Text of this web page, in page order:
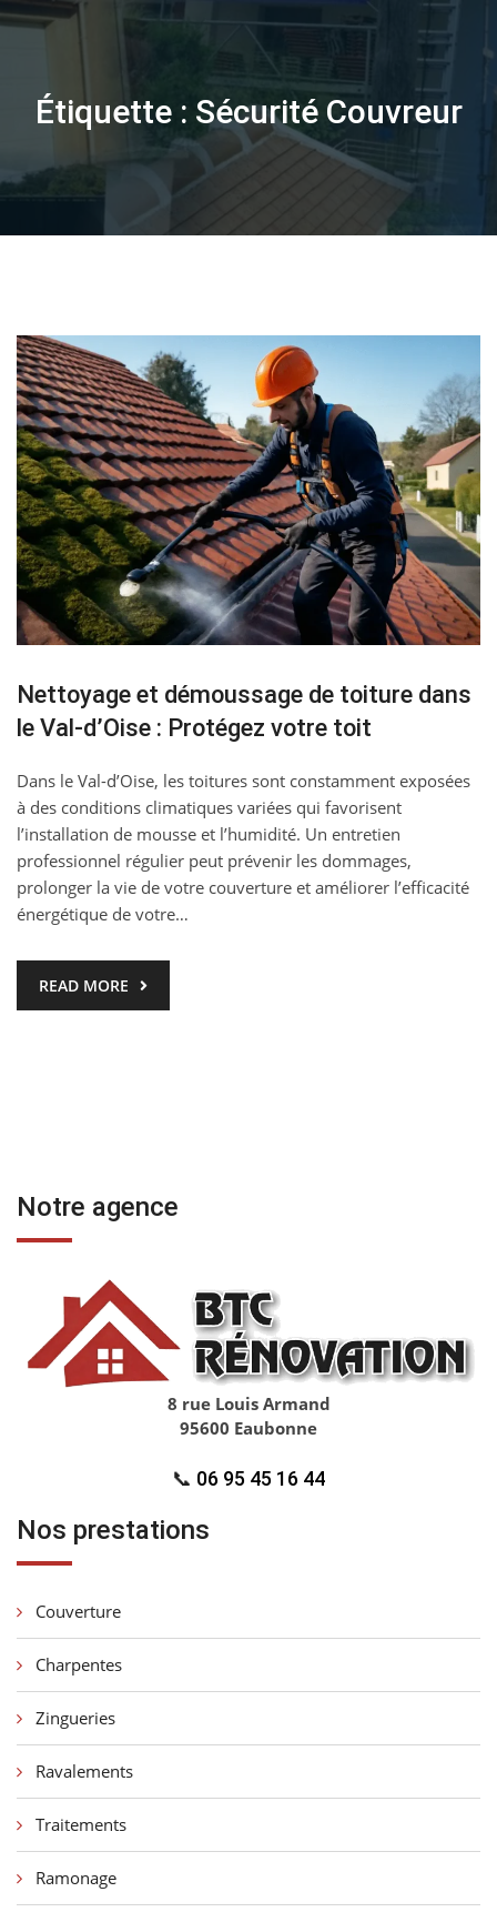
Skip
Étiquette : Sécurité Couvreur
Nettoyage et démoussage de toiture dans
le Val-d’Oise : Protégez votre toit
Dans le Val-d’Oise, les toitures sont constamment exposées
à des conditions climatiques variées qui favorisent
l’installation de mousse et l’humidité. Un entretien
professionnel régulier peut prévenir les dommages,
prolonger la vie de votre couverture et améliorer l’efficacité
énergétique de votre…
READ MORE
Notre agence
8 rue Louis Armand
95600 Eaubonne
📞 06 95 45 16 44
Nos prestations
Couverture
Charpentes
Zingueries
Ravalements
Traitements
Ramonage